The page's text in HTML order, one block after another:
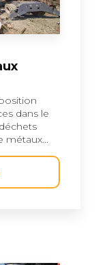
dans le
métaux...